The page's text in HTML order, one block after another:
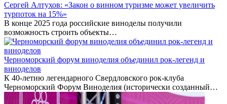
Сергей Алтухов: «Закон о винном туризме может увеличить
турпоток на 15%»
В конце 2025 года российские виноделы получили
возможность строить объекты…
Черноморский форум виноделия объединил рок-легенд и
виноделов
К 40-летию легендарного Свердловского рок-клуба
Черноморский Форум Виноделия (исторически созданный…